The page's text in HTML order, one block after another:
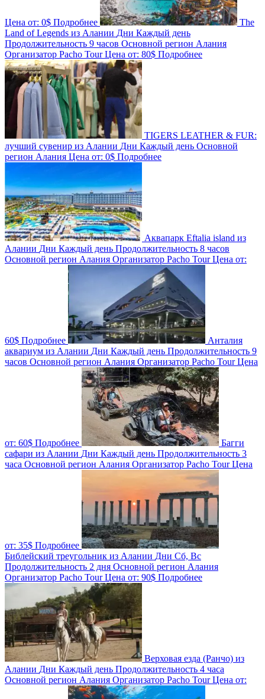
Цена от: 0$ Подробнее
The
Land of Legends из Алании Дни Каждый день
Продолжительность 9 часов Основной регион Алания
Организатор Pacho TourЦена от: 80$ Подробнее
TIGERS LEATHER & FUR:
лучший сувенир из Алании Дни Каждый день Основной
регион Алания Цена от: 0$ Подробнее
Аквапарк Eftalia island из
Алании Дни Каждый день Продолжительность 8 часов
Основной регион Алания Организатор Pacho TourЦена от:
60$ Подробнее
Анталия
аквариум из Алании Дни Каждый день Продолжительность 9
часов Основной регион Алания Организатор Pacho TourЦена
от: 60$ Подробнее
Багги
сафари из Алании Дни Каждый день Продолжительность 3
часа Основной регион Алания Организатор Pacho TourЦена
от: 35$ Подробнее
Библейский треугольник из Алании Дни Сб, Вс
Продолжительность 2 дня Основной регион Алания
Организатор Pacho TourЦена от: 90$ Подробнее
Верховая езда (Ранчо) из
Алании Дни Каждый день Продолжительность 4 часа
Основной регион Алания Организатор Pacho TourЦена от: